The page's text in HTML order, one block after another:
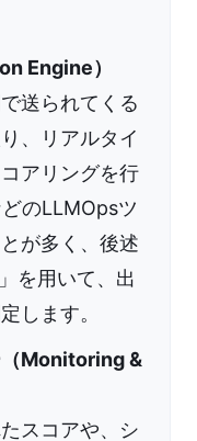
Engine）
送られてくる
、リアルタイ
アリングを行
のLLMOpsツ
が多く、後述
を用いて、出
します。
（Monitoring &
スコアや、シ